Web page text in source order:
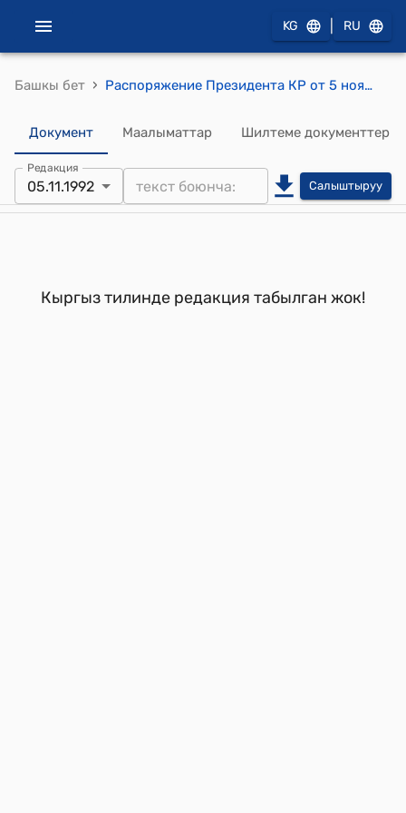
KG RU
Башкы бет › Распоряжение Президента КР от 5 ноября 1992 года РП №208 "О Давыдове И.А."
Документ Маалыматтар Шилтеме документтер
Редакция
05.11.1992 Салыштыруу
Кыргыз тилинде редакция табылган жок!